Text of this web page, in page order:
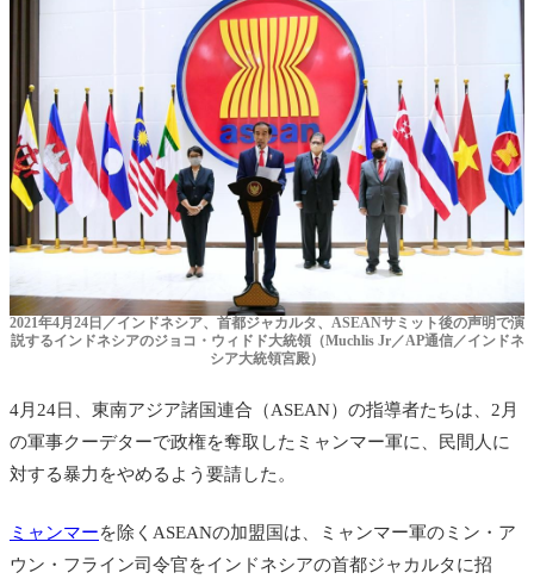
2021年4月24日／インドネシア、首都ジャカルタ、ASEANサミット後の声明で演
説するインドネシアのジョコ・ウィドド大統領（Muchlis Jr／AP通信／インドネ
シア大統領宮殿）
4月24日、東南アジア諸国連合（ASEAN）の指導者たちは、2月
の軍事クーデターで政権を奪取したミャンマー軍に、民間人に
対する暴力をやめるよう要請した。
ミャンマーを除くASEANの加盟国は、ミャンマー軍のミン・ア
ウン・フライン司令官をインドネシアの首都ジャカルタに招